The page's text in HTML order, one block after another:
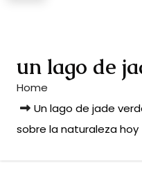
un lago de
Home
Un lago de jade
sobre la naturaleza hoy